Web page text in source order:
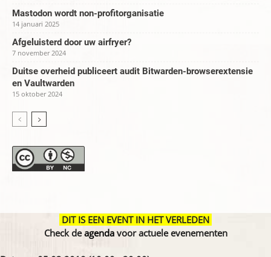
Mastodon wordt non-profitorganisatie
14 januari 2025
Afgeluisterd door uw airfryer?
7 november 2024
Duitse overheid publiceert audit Bitwarden-browserextensie
en Vaultwarden
15 oktober 2024
DIT IS EEN EVENT IN HET VERLEDEN
Check deagendavoor actuele evenementen